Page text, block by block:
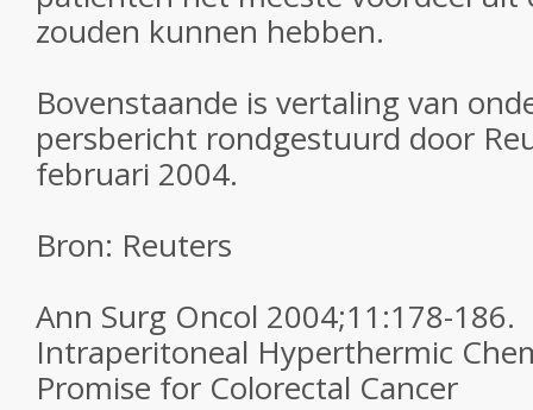
zouden kunnen hebben.
Bovenstaande is vertaling van
persbericht rondgestuurd door
februari 2004.
Bron: Reuters
Ann Surg Oncol 2004;11:178-186.
Intraperitoneal Hyperthermic
Promise for Colorectal Cancer